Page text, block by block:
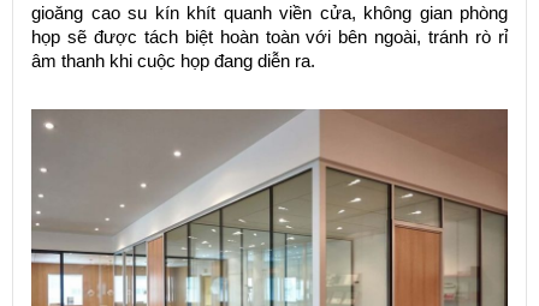
gioăng cao su kín khít quanh viền cửa, không gian phòng
họp sẽ được tách biệt hoàn toàn với bên ngoài, tránh rò rỉ
âm thanh khi cuộc họp đang diễn ra.